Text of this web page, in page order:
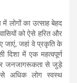
में लोगों का उत्साह बेहद
को ऐसे हरित और
जाएं, जहां वे प्रकृति के
दिशा में एक महत्वपूर्ण
और जनजागरूकता से जुड़े
से अधिक लोग स्वस्थ